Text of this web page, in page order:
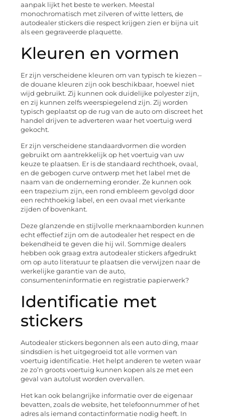
aanpak lijkt het beste te werken. Meestal
monochromatisch met zilveren of witte letters, de
autodealer stickers die respect krijgen zien er bijna uit
als een gegraveerde plaquette.
Kleuren en vormen
Er zijn verscheidene kleuren om van typisch te kiezen –
de douane kleuren zijn ook beschikbaar, hoewel niet
wijd gebruikt. Zij kunnen ook duidelijke polyester zijn,
en zij kunnen zelfs weerspiegelend zijn. Zij worden
typisch geplaatst op de rug van de auto om discreet het
handel drijven te adverteren waar het voertuig werd
gekocht.
Er zijn verscheidene standaardvormen die worden
gebruikt om aantrekkelijk op het voertuig van uw
keuze te plaatsen. Er is de standaard rechthoek, ovaal,
en de gebogen curve ontwerp met het label met de
naam van de onderneming eronder. Ze kunnen ook
een trapezium zijn, een rond embleem gevolgd door
een rechthoekig label, en een ovaal met vierkante
zijden of bovenkant.
Deze glanzende en stijlvolle merknaamborden kunnen
echt effectief zijn om de autodealer het respect en de
bekendheid te geven die hij wil. Sommige dealers
hebben ook graag extra autodealer stickers afgedrukt
om op auto literatuur te plaatsen die verwijzen naar de
werkelijke garantie van de auto,
consumenteninformatie en registratie papierwerk?
Identificatie met
stickers
Autodealer stickers begonnen als een auto ding, maar
sindsdien is het uitgegroeid tot alle vormen van
voertuig identificatie. Het helpt anderen te weten waar
ze zo’n groots voertuig kunnen kopen als ze met een
geval van autolust worden overvallen.
Het kan ook belangrijke informatie over de eigenaar
bevatten, zoals de website, het telefoonnummer of het
adres als iemand contactinformatie nodig heeft. In